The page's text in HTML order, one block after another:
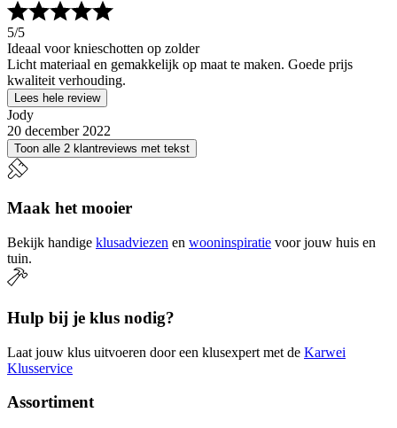
5/5
Ideaal voor knieschotten op zolder
Licht materiaal en gemakkelijk op maat te maken. Goede prijs
kwaliteit verhouding.
Lees hele review
Jody
20 december 2022
Toon alle 2 klantreviews met tekst
Maak het mooier
Bekijk handige klusadviezen en wooninspiratie voor jouw huis en
tuin.
Hulp bij je klus nodig?
Laat jouw klus uitvoeren door een klusexpert met de Karwei
Klusservice
Assortiment